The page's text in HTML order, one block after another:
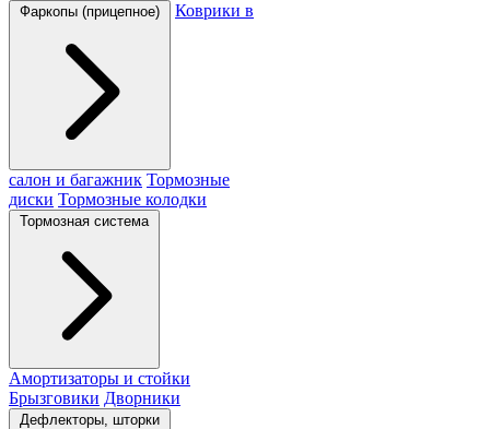
Фаркопы (прицепное) Коврики в
салон и багажник Тормозные
диски Тормозные колодки
Тормозная система
Амортизаторы и стойки
Брызговики Дворники
Дефлекторы, шторки